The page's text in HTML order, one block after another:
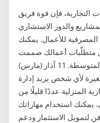
التجارية، فإن قوة فريق
والدور الاستشاري
للأعمال. يمكنك
متطلّبات أعمالك صممت
خصيصاً لتلبي احتياجات الشركات الصغيرة المتوسطة. 11 آذار (مارس)
صغيرة لأي شخص يريد إدارة
المنزلية عددًا قليلًا من
يمكنك استخدام مهاراتك
لتمويل الاستثمار ودعم